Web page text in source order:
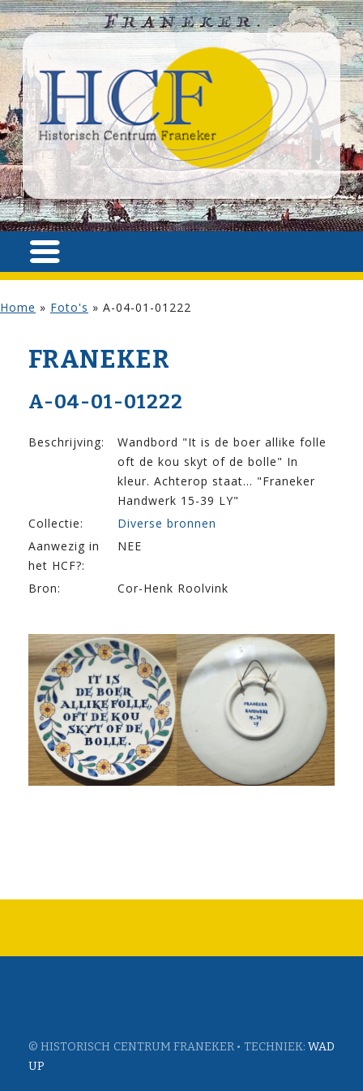
Home » Foto's » A-04-01-01222
FRANEKER
A-04-01-01222
Beschrijving:
Wandbord "It is de boer allike folle
oft de kou skyt of de bolle" In
kleur. Achterop staat... "Franeker
Handwerk 15-39 LY"
Collectie:
Diverse bronnen
Aanwezig in
het HCF?:
NEE
Bron: Cor-Henk Roolvink
© HISTORISCH CENTRUM FRANEKER • TECHNIEK: WAD
UP